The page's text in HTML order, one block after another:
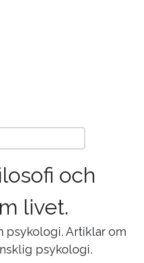
och
livet.
psykologi. Artiklar om
psykologi.